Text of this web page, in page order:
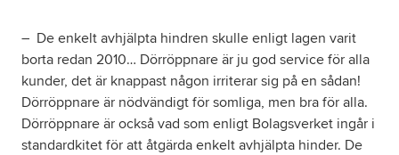
– De enkelt avhjälpta hindren skulle enligt lagen varit
borta redan 2010… Dörröppnare är ju god service för alla
kunder, det är knappast någon irriterar sig på en sådan!
Dörröppnare är nödvändigt för somliga, men bra för alla.
Dörröppnare är också vad som enligt Bolagsverket ingår i
standardkitet för att åtgärda enkelt avhjälpta hinder. De